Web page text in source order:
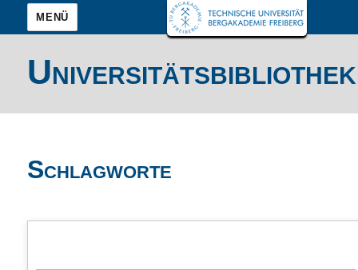
MENÜ
Universitätsbibliothek
Schlagworte